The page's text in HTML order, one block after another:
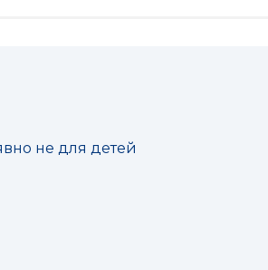
не для детей